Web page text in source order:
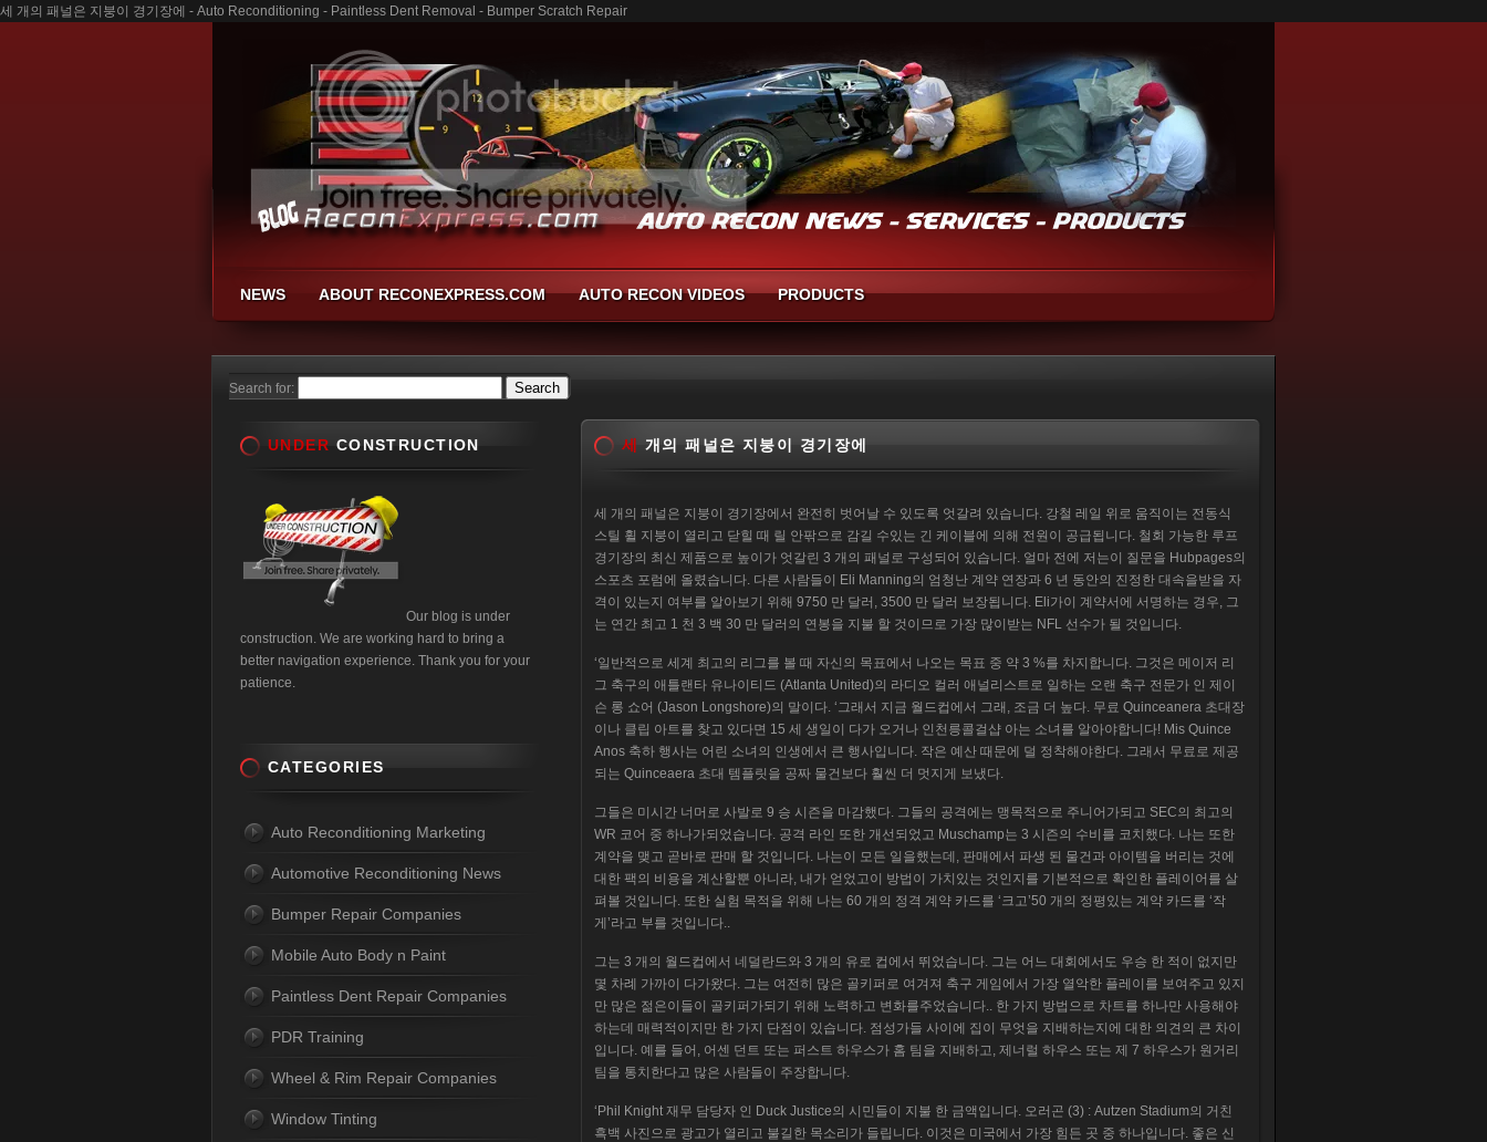
세 개의 패널은 지붕이 경기장에 - Auto Reconditioning - Paintless Dent Removal - Bumper Scratch Repair
NEWS ABOUT RECONEXPRESS.COM AUTO RECON VIDEOS PRODUCTS
Search for:
세 개의 패널은 지붕이 경기장에
세 개의 패널은 지붕이 경기장에서 완전히 벗어날 수 있도록 엇갈려 있습니다. 강철 레일 위로 움직이는 전동식
스틸 휠 지붕이 열리고 닫힐 때 릴 안팎으로 감길 수있는 긴 케이블에 의해 전원이 공급됩니다. 철회 가능한 루프
경기장의 최신 제품으로 높이가 엇갈린 3 개의 패널로 구성되어 있습니다. 얼마 전에 저는이 질문을 Hubpages의
스포츠 포럼에 올렸습니다. 다른 사람들이 Eli Manning의 엄청난 계약 연장과 6 년 동안의 진정한 대속을받을 자
격이 있는지 여부를 알아보기 위해 9750 만 달러, 3500 만 달러 보장됩니다. Eli가이 계약서에 서명하는 경우, 그
는 연간 최고 1 천 3 백 30 만 달러의 연봉을 지불 할 것이므로 가장 많이받는 NFL 선수가 될 것입니다.
‘일반적으로 세계 최고의 리그를 볼 때 자신의 목표에서 나오는 목표 중 약 3 %를 차지합니다. 그것은 메이저 리
그 축구의 애틀랜타 유나이티드 (Atlanta United)의 라디오 컬러 애널리스트로 일하는 오랜 축구 전문가 인 제이
슨 롱 쇼어 (Jason Longshore)의 말이다. ‘그래서 지금 월드컵에서 그래, 조금 더 높다. 무료 Quinceanera 초대장
이나 클립 아트를 찾고 있다면 15 세 생일이 다가 오거나 인천릉콜걸샵 아는 소녀를 알아야합니다! Mis Quince
Anos 축하 행사는 어린 소녀의 인생에서 큰 행사입니다. 작은 예산 때문에 덜 정착해야한다. 그래서 무료로 제공
되는 Quinceaera 초대 템플릿을 공짜 물건보다 훨씬 더 멋지게 보냈다.
그들은 미시간 너머로 사발로 9 승 시즌을 마감했다. 그들의 공격에는 맹목적으로 주니어가되고 SEC의 최고의
WR 코어 중 하나가되었습니다. 공격 라인 또한 개선되었고 Muschamp는 3 시즌의 수비를 코치했다. 나는 또한
계약을 맺고 곧바로 판매 할 것입니다. 나는이 모든 일을했는데, 판매에서 파생 된 물건과 아이템을 버리는 것에
대한 팩의 비용을 계산할뿐 아니라, 내가 얻었고이 방법이 가치있는 것인지를 기본적으로 확인한 플레이어를 살
펴볼 것입니다. 또한 실험 목적을 위해 나는 60 개의 정격 계약 카드를 ‘크고’50 개의 정평있는 계약 카드를 ‘작
게’라고 부를 것입니다..
그는 3 개의 월드컵에서 네덜란드와 3 개의 유로 컵에서 뛰었습니다. 그는 어느 대회에서도 우승 한 적이 없지만
몇 차례 가까이 다가왔다. 그는 여전히 많은 골키퍼로 여겨져 축구 게임에서 가장 열악한 플레이를 보여주고 있지
만 많은 젊은이들이 골키퍼가되기 위해 노력하고 변화를주었습니다.. 한 가지 방법으로 차트를 하나만 사용해야
하는데 매력적이지만 한 가지 단점이 있습니다. 점성가들 사이에 집이 무엇을 지배하는지에 대한 의견의 큰 차이
입니다. 예를 들어, 어센 던트 또는 퍼스트 하우스가 홈 팀을 지배하고, 제너럴 하우스 또는 제 7 하우스가 원거리
팀을 통치한다고 많은 사람들이 주장합니다.
‘Phil Knight 재무 담당자 인 Duck Justice의 시민들이 지불 한 금액입니다. 오러곤 (3) : Autzen Stadium의 거친
흑백 사진으로 광고가 열리고 불길한 목소리가 들립니다. 이것은 미국에서 가장 힘든 곳 중 하나입니다. 좋은 신
UNDER CONSTRUCTION
Our blog is under
construction. We are working hard to bring a
better navigation experience. Thank you for your
patience.
CATEGORIES
Auto Reconditioning Marketing
Automotive Reconditioning News
Bumper Repair Companies
Mobile Auto Body n Paint
Paintless Dent Repair Companies
PDR Training
Wheel & Rim Repair Companies
Window Tinting